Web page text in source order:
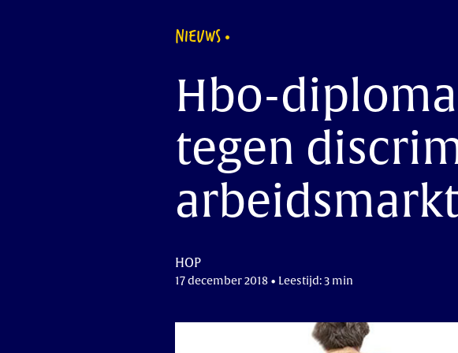
NIEUWS
Hbo-
tegen
HOP
17 december 2018 • Leestijd: 3 min